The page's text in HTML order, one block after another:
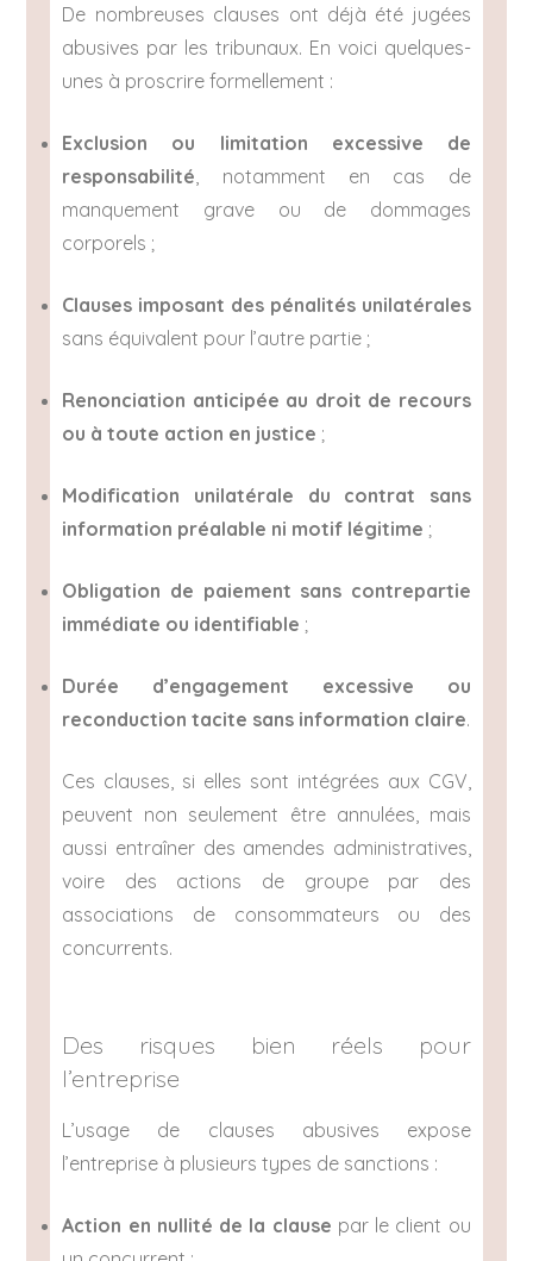
De nombreuses clauses ont déjà été jugées
abusives par les tribunaux. En voici quelques-
unes à proscrire formellement :
Exclusion ou limitation excessive de
responsabilité , notamment en cas de
manquement grave ou de dommages
corporels ;
Clauses imposant des pénalités unilatérales
sans équivalent pour l’autre partie ;
Renonciation anticipée au droit de recours
ou à toute action en justice ;
Modification unilatérale du contrat sans
information préalable ni motif légitime ;
Obligation de paiement sans contrepartie
immédiate ou identifiable ;
Durée d’engagement excessive ou
reconduction tacite sans information claire.
Ces clauses, si elles sont intégrées aux CGV,
peuvent non seulement être annulées, mais
aussi entraîner des amendes administratives,
voire des actions de groupe par des
associations de consommateurs ou des
concurrents.
Des risques bien réels pour
l’entreprise
L’usage de clauses abusives expose
l’entreprise à plusieurs types de sanctions :
Action en nullité de la clause par le client ou